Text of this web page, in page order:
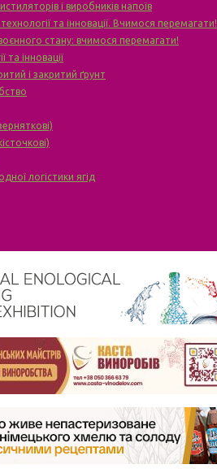
і виробників напоїв
та інновації. Вчимося перемагати!
стану: вчимося перемагати!
та інновації
і закритий ґрунт
логістики ягід